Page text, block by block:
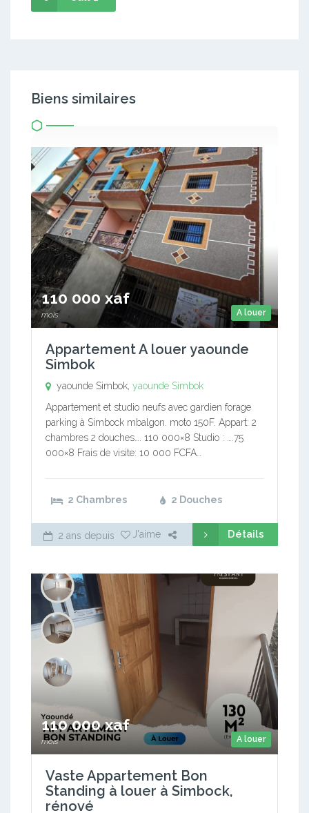
Biens similaires
A louer
110 000 xaf
mois
Appartement A louer yaounde
Simbok
yaounde Simbok, yaounde Simbok
Appartement et studio neufs avec gardien forage
parking à Simbock mbalgon. moto 150F. Appart: 2
chambres 2 douches…. 110 000×8 Studio : ….75
000×8 Frais de visite: 10 000 FCFA…
2 Chambres 2 Douches
2 ans depuis J'aime Détails
A louer
110 000 xaf
mois
Vaste Appartement Bon
Standing à louer à Simbock,
rénové